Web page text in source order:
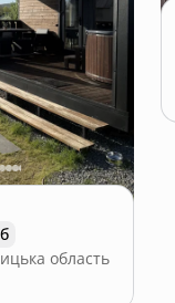
область